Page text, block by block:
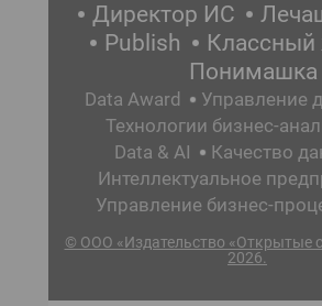
Директор ИС
Publish
Классный
Понимашка
Data Award
Управление
Технологии бизнес-
Data & AI
Качество
Интеллектуальное
Управление бизнес-
© ООО «Издательство «Открытые
2026.